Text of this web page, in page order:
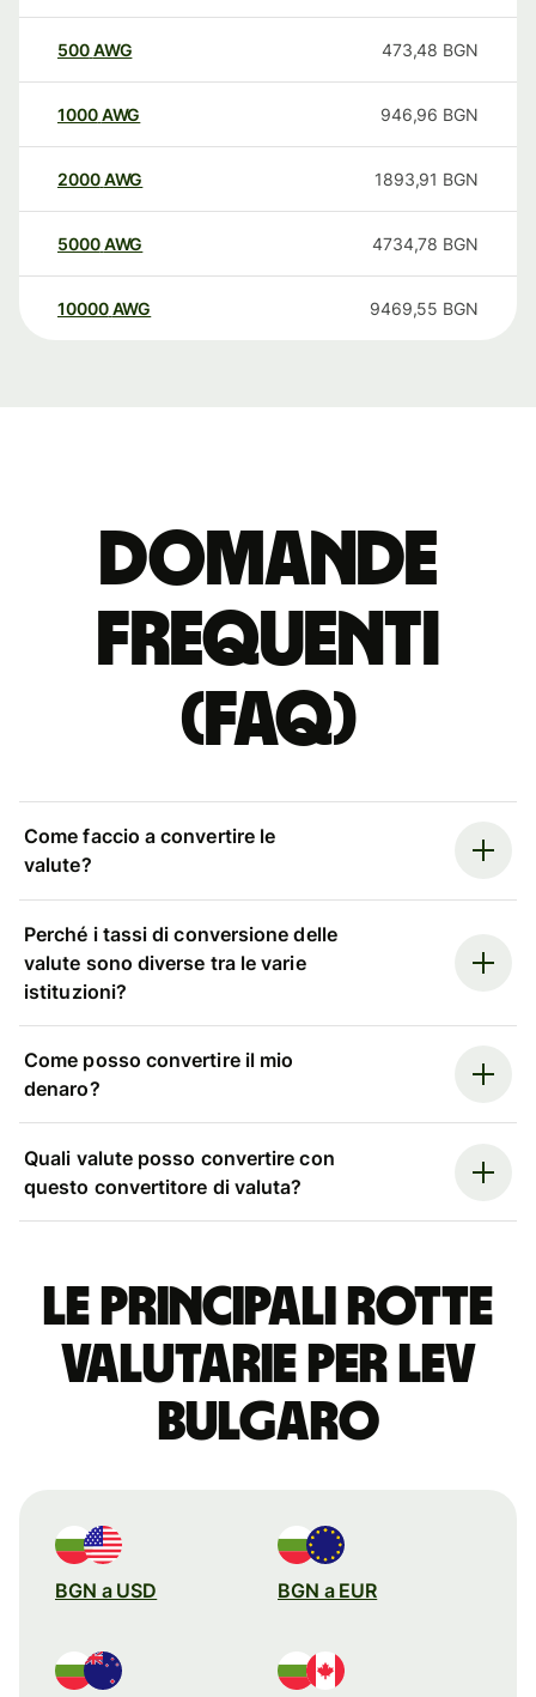
500AWG 473,48 BGN
1000AWG 946,96 BGN
2000AWG 1893,91 BGN
5000AWG 4734,78 BGN
10000 AWG 9469,55 BGN
Domande
Frequenti
(FAQ)
Come faccio a convertire le
valute?
Perché i tassi di conversione delle
valute sono diverse tra le varie
istituzioni?
Come posso convertire il mio
denaro?
Quali valute posso convertire con
questo convertitore di valuta?
Le principali rotte
valutarie per lev
bulgaro
BGN a USD BGN a EUR